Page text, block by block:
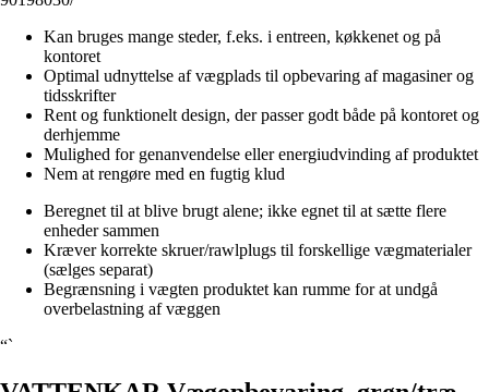
Kan bruges mange steder, f.eks. i entreen, køkkenet og på
kontoret
Optimal udnyttelse af vægplads til opbevaring af magasiner og
tidsskrifter
Rent og funktionelt design, der passer godt både på kontoret og
derhjemme
Mulighed for genanvendelse eller energiudvinding af produktet
Nem at rengøre med en fugtig klud
Beregnet til at blive brugt alene; ikke egnet til at sætte flere
enheder sammen
Kræver korrekte skruer/rawlplugs til forskellige vægmaterialer
(sælges separat)
Begrænsning i vægten produktet kan rumme for at undgå
overbelastning af væggen
“`